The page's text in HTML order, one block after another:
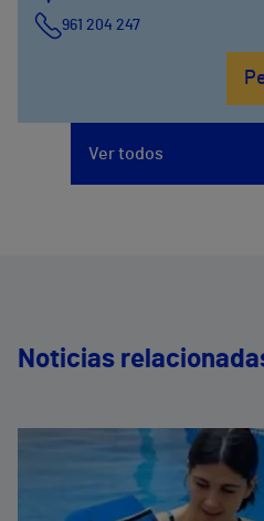
961 204 247
Ver todos
Noticias